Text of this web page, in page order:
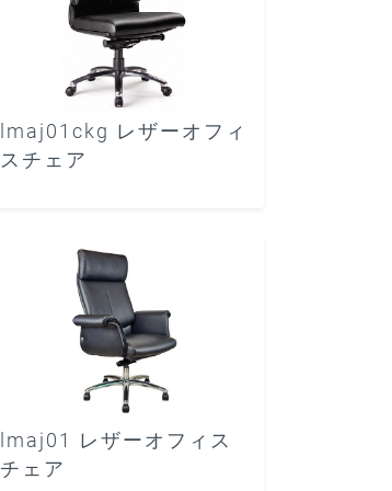
lmaj01ckg レザーオフィ
スチェア
lmaj01 レザーオフィス
チェア